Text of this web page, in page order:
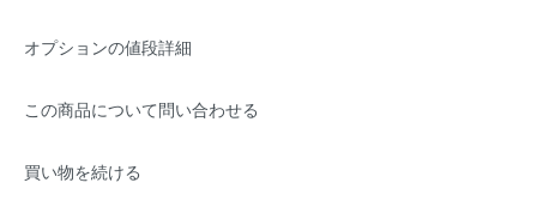
オプションの値段詳細
この商品について問い合わせる
買い物を続ける